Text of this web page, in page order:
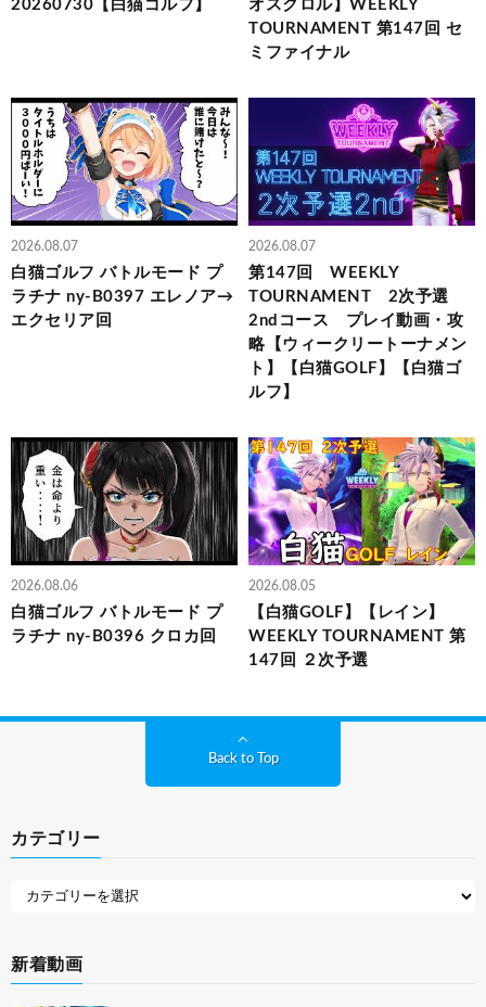
20260730【白猫ゴルフ】
オスクロル】WEEKLY
TOURNAMENT 第147回 セ
ミファイナル
2026.08.07
白猫ゴルフ バトルモード プ
ラチナ ny-B0397 エレノア→
エクセリア回
2026.08.07
第147回 WEEKLY
TOURNAMENT 2次予選
2ndコース プレイ動画・攻
略【ウィークリートーナメン
ト】【白猫GOLF】【白猫ゴ
ルフ】
2026.08.06
白猫ゴルフ バトルモード プ
ラチナ ny-B0396 クロカ回
2026.08.05
【白猫GOLF】【レイン】
WEEKLY TOURNAMENT 第
147回 ２次予選
Back to Top
カテゴリー
新着動画